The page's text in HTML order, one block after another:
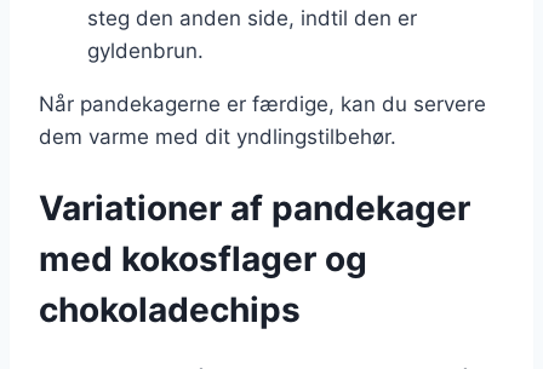
steg den anden side, indtil den er
gyldenbrun.
Når pandekagerne er færdige, kan du servere
dem varme med dit yndlingstilbehør.
Variationer af pandekager
med kokosflager og
chokoladechips